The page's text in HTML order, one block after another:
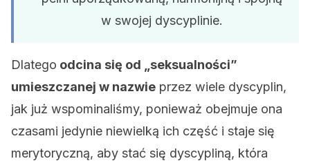
w swojej dyscyplinie.
Dlatego odcina się od „seksualności”
umieszczanej w nazwie przez wiele dyscyplin,
jak już wspominaliśmy, ponieważ obejmuje ona
czasami jedynie niewielką ich część i staje się
merytoryczną, aby stać się dyscypliną, która